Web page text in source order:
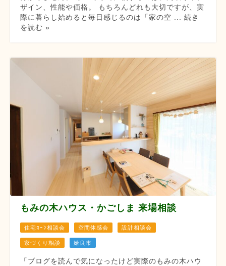
ザイン、性能や価格。 もちろんどれも大切ですが、実
際に暮らし始めると毎日感じるのは「家の空 ... 続き
を読む »
もみの木ハウス・かごしま 来場相談
住宅ﾛｰﾝ相談会 空間体感会 設計相談会
家づくり相談 姶良市
「ブログを読んで気になったけど実際のもみの木ハウ